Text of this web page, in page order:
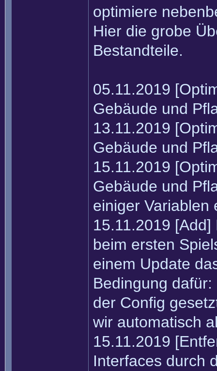
optimiere
Hier die grobe
Bestandteile.
05.11.2019
Gebäude und
13.11.2019
Gebäude und
15.11.2019
Gebäude und
einiger Variablen
15.11.2019
beim ersten
einem Update
Bedingung
der Config
wir automatisch
15.11.2019
Interfaces durch